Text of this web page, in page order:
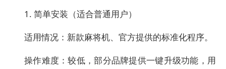
1. 简单安装（适合普通用户）
适用情况：新款麻将机、官方提供的标准化程序。
操作难度：较低，部分品牌提供一键升级功能，用